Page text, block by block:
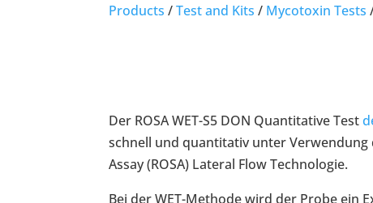
Products /Test and Kits / Mycotoxin Tests
Der ROSA WET-S5 DON Quantitative Test
schnell und quantitativ unter Verwendung
Assay (ROSA) Lateral Flow Technologie.
Bei der WET-Methode wird der Probe ein